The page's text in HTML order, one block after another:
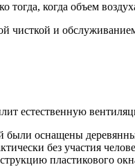
тогда, когда объем
чисткой и
естественную
оснащены
без участия
пластикового